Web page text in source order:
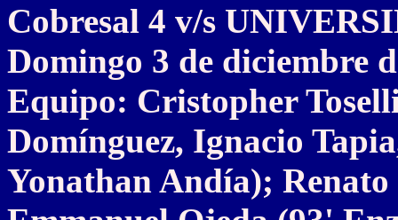
Cobresal 4 v/s
Domingo 3 de diciembre
Equipo: Cristopher
Domínguez, Ignacio
Yonathan Andía);